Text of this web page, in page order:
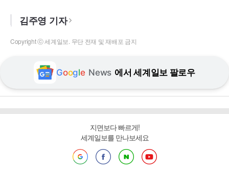
김주영 기자
Copyright ⓒ 세계일보. 무단 전재 및 재배포 금지
Google News 에서 세계일보 팔로우
지면보다 빠르게!
세계일보를 만나보세요